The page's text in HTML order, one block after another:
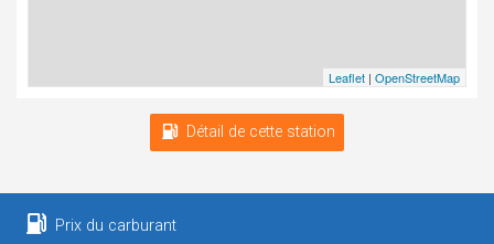
Leaflet | OpenStreetMap
Détail de cette station
Prix du carburant